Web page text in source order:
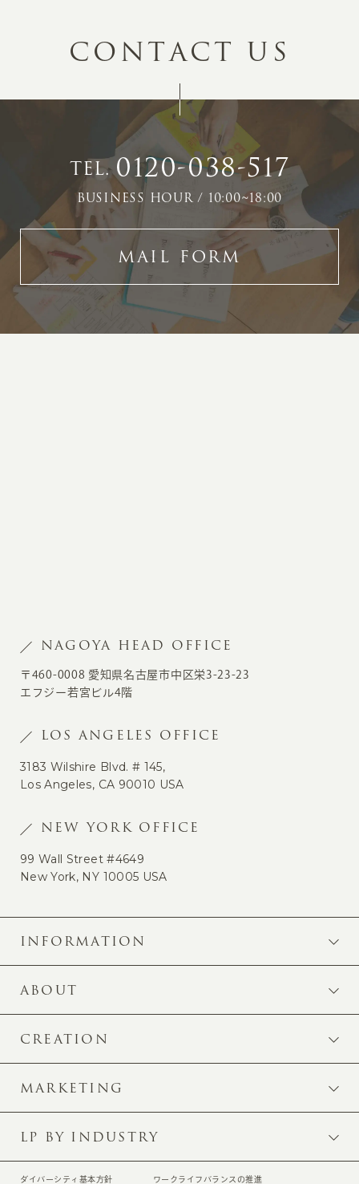
CONTACT US
TEL.0120-038-517
BUSINESS HOUR / 10:00~18:00
MAIL FORM
NAGOYA HEAD OFFICE
〒460-0008 愛知県名古屋市中区栄3-23-23
エフジー若宮ビル4階
LOS ANGELES OFFICE
3183 Wilshire Blvd. # 145,
Los Angeles, CA 90010 USA
NEW YORK OFFICE
99 Wall Street #4649
New York, NY 10005 USA
INFORMATION
ABOUT
CREATION
MARKETING
LP BY INDUSTRY
ダイバーシティ基本方針 ワークライフバランスの推進